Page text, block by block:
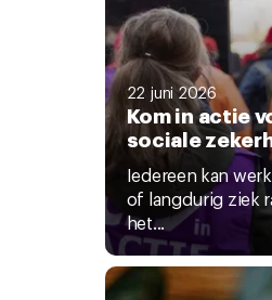
22 juni 2026
Kom in actie
sociale
Iedereen kan
of langdurig ziek
het...